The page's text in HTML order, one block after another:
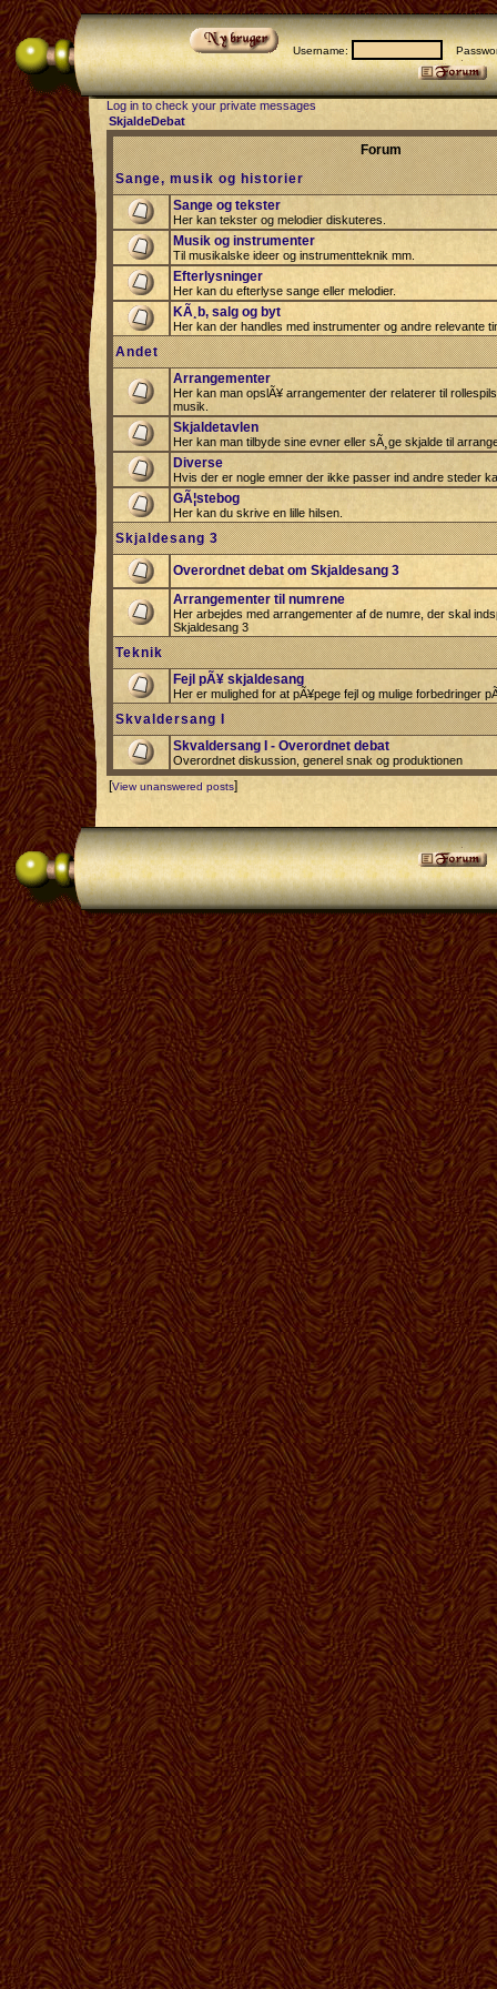
Username:
Log in to check your private messages
SkjaldeDebat
Forum
Sange, musik og historier
Sange og tekster
Her kan tekster og melodier diskuteres.
Musik og instrumenter
Til musikalske ideer og instrumentteknik mm.
Efterlysninger
Her kan du efterlyse sange eller melodier.
KÃ¸b, salg og byt
Her kan der handles med instrumenter og andre relevante
Andet
Arrangementer
Her kan man opslÃ¥ arrangementer der relaterer til
musik.
Skjaldetavlen
Her kan man tilbyde sine evner eller sÃ¸ge skjalde til
Diverse
Hvis der er nogle emner der ikke passer ind andre steder
GÃ¦stebog
Her kan du skrive en lille hilsen.
Skjaldesang 3
Overordnet debat om Skjaldesang 3
Arrangementer til numrene
Her arbejdes med arrangementer af de numre, der skal
Skjaldesang 3
Teknik
Fejl pÃ¥ skjaldesang
Her er mulighed for at pÃ¥pege fejl og mulige forbedringer
Skvaldersang I
Skvaldersang I - Overordnet debat
Overordnet diskussion, generel snak og produktionen
[View unanswered posts]